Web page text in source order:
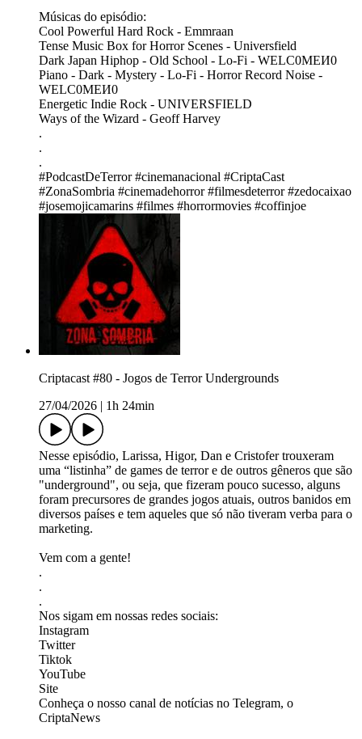
Músicas do episódio:
Cool Powerful Hard Rock - Emmraan
Tense Music Box for Horror Scenes - Universfield
Dark Japan Hiphop - Old School - Lo-Fi - WELC0MEИ0
Piano - Dark - Mystery - Lo-Fi - Horror Record Noise -
WELC0MEИ0
Energetic Indie Rock - UNIVERSFIELD
Ways of the Wizard - Geoff Harvey
.
.
.
#PodcastDeTerror #cinemanacional #CriptaCast
#ZonaSombria #cinemadehorror #filmesdeterror #zedocaixao
#josemojicamarins #filmes #horrormovies #coffinjoe
Criptacast #80 - Jogos de Terror Undergrounds
27/04/2026
1h 24min
Nesse episódio, Larissa, Higor, Dan e Cristofer trouxeram
uma “listinha” de games de terror e de outros gêneros que são
"underground", ou seja, que fizeram pouco sucesso, alguns
foram precursores de grandes jogos atuais, outros banidos em
diversos países e tem aqueles que só não tiveram verba para o
marketing.
Vem com a gente!
.
.
.
Nos sigam em nossas redes sociais:
⁠⁠⁠⁠⁠⁠⁠⁠⁠⁠⁠⁠⁠⁠⁠⁠⁠Instagram⁠⁠⁠⁠⁠⁠⁠⁠⁠⁠⁠⁠⁠⁠⁠⁠⁠⁠⁠⁠
⁠⁠⁠⁠⁠⁠⁠⁠⁠⁠⁠⁠⁠⁠⁠⁠⁠⁠⁠⁠Twitter⁠⁠⁠⁠⁠⁠⁠⁠⁠⁠⁠⁠⁠⁠⁠⁠⁠⁠⁠⁠
⁠⁠⁠⁠⁠⁠⁠⁠⁠⁠⁠⁠⁠⁠⁠⁠⁠⁠⁠⁠Tiktok⁠⁠⁠⁠⁠⁠⁠⁠⁠⁠⁠⁠⁠⁠⁠⁠⁠⁠⁠⁠
⁠⁠⁠⁠⁠⁠⁠⁠⁠⁠⁠⁠⁠⁠⁠⁠⁠⁠⁠⁠YouTube⁠⁠⁠⁠⁠⁠⁠⁠⁠⁠⁠⁠⁠⁠⁠⁠⁠⁠⁠⁠
⁠⁠⁠⁠⁠⁠⁠⁠⁠⁠⁠⁠⁠⁠⁠⁠⁠⁠⁠⁠Site⁠⁠⁠⁠⁠⁠⁠⁠⁠⁠⁠⁠⁠⁠⁠⁠⁠⁠⁠⁠
Conheça o nosso canal de notícias no Telegram, o
⁠⁠⁠⁠⁠⁠⁠⁠⁠⁠⁠⁠⁠⁠⁠⁠⁠⁠⁠⁠CriptaNews⁠⁠⁠⁠⁠⁠⁠⁠⁠⁠⁠⁠⁠⁠⁠⁠⁠